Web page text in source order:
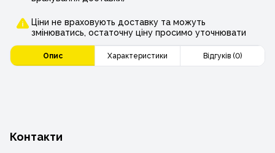
Ціни не враховують доставку та можуть
змінюватись, остаточну ціну просимо уточнювати
Опис Характеристики Відгуків (0)
Контакти